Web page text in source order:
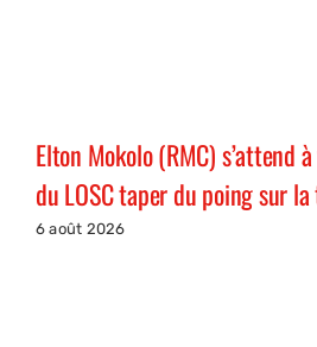
Elton Mokolo (RMC) s’attend
du LOSC taper du poing sur
6 août 2026